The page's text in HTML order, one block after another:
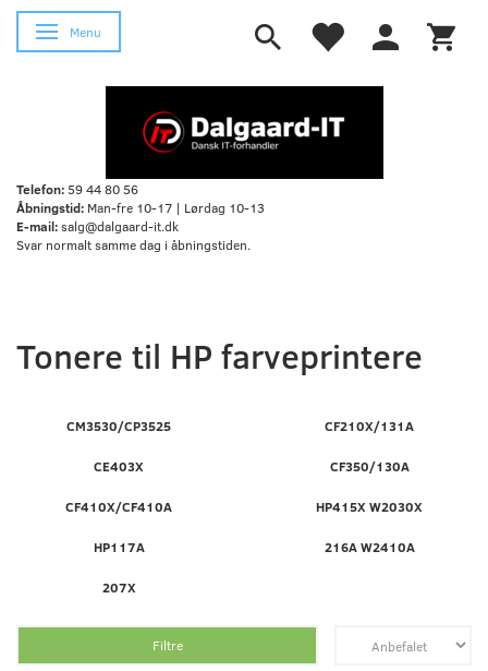
Skifte navigation
Menu
Telefon:59 44 80 56
Åbningstid: Man-fre 10-17 | Lørdag 10-13
E-mail:salg@dalgaard-it.dk
Svar normalt samme dag i åbningstiden.
Tonere til HP farveprintere
CM3530/CP3525 CF210X/131A
CE403X CF350/130A
CF410X/CF410A HP415X W2030X
HP117A 216A W2410A
207X
Filtre